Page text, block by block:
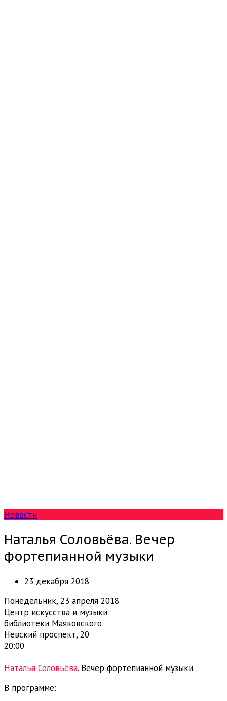
Новости
Наталья Соловьёва. Вечер
фортепианной музыки
23 декабря 2018
Понедельник, 23 апреля 2018
Центр искусства и музыки
библиотеки Маяковского
Невский проспект, 20
20:00
Наталья Соловьёва. Вечер фортепианной музыки
В программе: